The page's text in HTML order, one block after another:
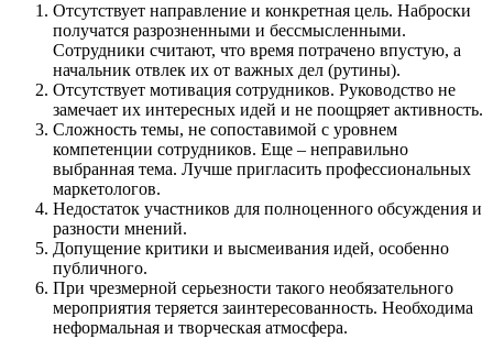
Отсутствует направление и конкретная цель. Наброски
получатся разрозненными и бессмысленными.
Сотрудники считают, что время потрачено впустую, а
начальник отвлек их от важных дел (рутины).
Отсутствует мотивация сотрудников. Руководство не
замечает их интересных идей и не поощряет активность.
Сложность темы, не сопоставимой с уровнем
компетенции сотрудников. Еще – неправильно
выбранная тема. Лучше пригласить профессиональных
маркетологов.
Недостаток участников для полноценного обсуждения и
разности мнений.
Допущение критики и высмеивания идей, особенно
публичного.
При чрезмерной серьезности такого необязательного
мероприятия теряется заинтересованность. Необходима
неформальная и творческая атмосфера.